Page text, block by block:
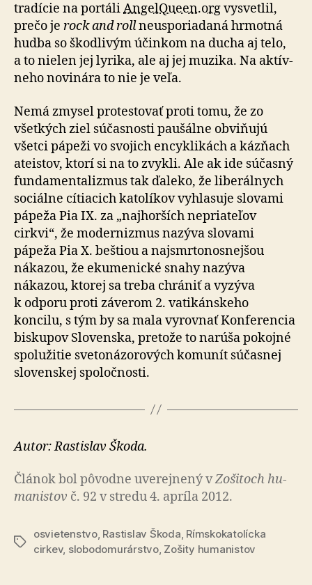
tradície na portáliAngelQueen.orgvysvetlil,
prečo je rock and rollneuspo­ria­daná hrmotná
hudba so škod­li­vým účinkom na ducha aj telo,
a to nielen jej lyrika, ale aj jej muzika. Na aktív­
neho novinára to nie je veľa.
Nemá zmysel protestovať proti tomu, že zo
všetkých ziel súčasnosti paušálne obviňujú
všetci pápeži vo svojich encyklikách a kázňach
ateistov, ktorí si na to zvykli. Ale ak ide súčasný
fun­da­men­ta­lizmus tak ďaleko, že liberálnych
sociálne cítiacich katolíkov vyhlasuje slovami
pápeža Pia IX. za „naj­hor­ších nepria­te­ľov
cirkvi“, že moder­nizmus nazýva slovami
pápeža Pia X. beštiou a naj­smrto­nos­nej­šou
nákazou, že ekumenické snahy nazýva
nákazou, ktorej sa treba chrániť a vyzýva
k odporu proti záverom 2. va­ti­kán­skeho
koncilu, s tým by sa mala vyrovnať Konferencia
biskupov Slovenska, pretože to narúša pokojné
spo­lu­žitie sve­to­ná­zo­ro­vých komunít súčasnej
slovenskej spoločnosti.
Autor: Rastislav Škoda.
Článok bol pô­vod­ne uve­rej­ne­ný vZo­ši­toch hu­
ma­nis­tov č. 92 v stredu 4. apríla 2012.
Značky
osvietenstvo, Rastislav Škoda, Rímskokatolícka
cirkev, slobodomurárstvo, Zošity humanistov